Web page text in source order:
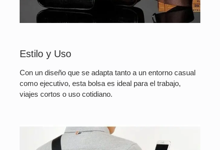
Estilo y Uso
Con un diseño que se adapta tanto a un entorno casual
como ejecutivo, esta bolsa es ideal para el trabajo,
viajes cortos o uso cotidiano.